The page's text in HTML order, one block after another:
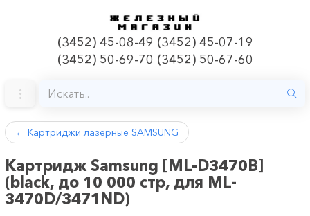
(3452) 45-08-49 (3452) 45-07-19
(3452) 50-69-70 (3452) 50-67-60
← Картриджи лазерные SAMSUNG
Картридж Samsung [ML-D3470B]
(black, до 10 000 стр, для ML-
3470D/3471ND)